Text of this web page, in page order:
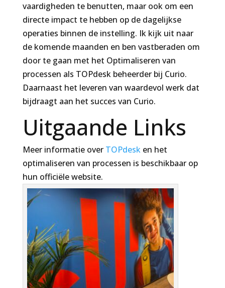
vaardigheden te benutten, maar ook om een
directe impact te hebben op de dagelijkse
operaties binnen de instelling. Ik kijk uit naar
de komende maanden en ben vastberaden om
door te gaan met het Optimaliseren van
processen als TOPdesk beheerder bij Curio.
Daarnaast het leveren van waardevol werk dat
bijdraagt aan het succes van Curio.
Uitgaande Links
Meer informatie over TOPdesken het
optimaliseren van processen is beschikbaar op
hun officiële website.